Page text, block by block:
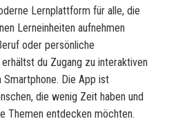
Lernplattform für alle, die
Lerneinheiten aufnehmen
oder persönliche
du Zugang zu interaktiven
Smartphone. Die App ist
die wenig Zeit haben und
Themen entdecken möchten.